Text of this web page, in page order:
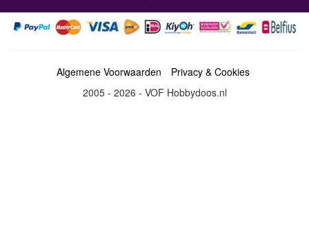
Algemene Voorwaarden
Privacy & Cookies
2005 - 2026 - VOF Hobbydoos.nl